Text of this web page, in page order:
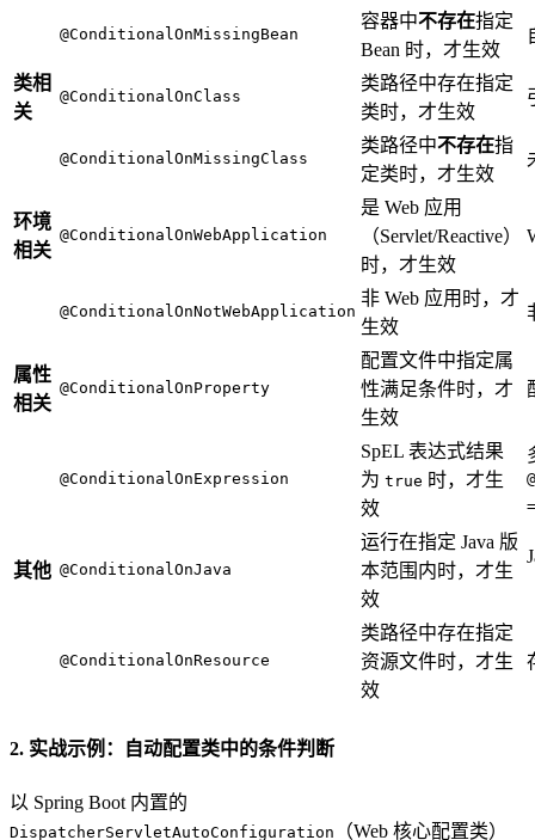
@ConditionalOnMissingBean
容器中不存在指定
Bean 时，才生效
类相
关
@ConditionalOnClass
类路径中存在指定
类时，才生效
@ConditionalOnMissingClass
类路径中不存在指
定类时，才生效
环境
相关
@ConditionalOnWebApplication
是 Web 应用
（Servlet/Reactive）
时，才生效
@ConditionalOnNotWebApplication
非 Web 应用时，才
生效
属性
相关
@ConditionalOnProperty
配置文件中指定属
性满足条件时，才
生效
@ConditionalOnExpression
SpEL 表达式结果
为 true 时，才生
效
其他 @ConditionalOnJava
运行在指定 Java 版
本范围内时，才生
效
@ConditionalOnResource
类路径中存在指定
资源文件时，才生
效
2. 实战示例：自动配置类中的条件判断
以 Spring Boot 内置的
DispatcherServletAutoConfiguration （Web 核心配置类）